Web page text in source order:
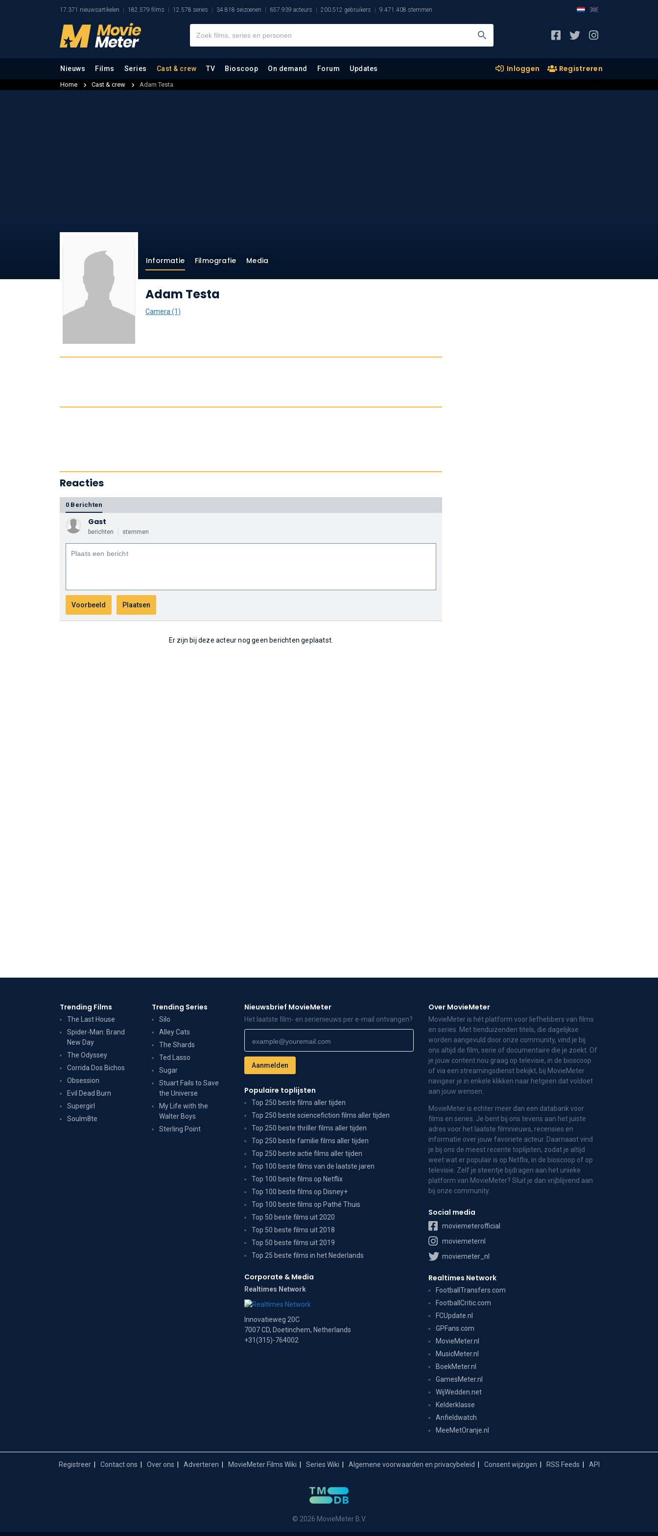
17.371 nieuwsartikelen 182.579 films 12.578 series 34.818 seizoenen 657.939 acteurs 200.512 gebruikers 9.471.408 stemmen
Nieuws Films Series Cast & crew TV Bioscoop On demand Forum Updates Inloggen Registreren
Home Cast & crew Adam Testa
Informatie Filmografie Media
Adam Testa
Camera (1)
Reacties
0 Berichten
Gast
berichten stemmen
Er zijn bij deze acteur nog geen berichten geplaatst.
Trending Films
The Last House
Spider-Man: Brand
New Day
The Odyssey
Corrida Dos Bichos
Obsession
Evil Dead Burn
Supergirl
Soulm8te
Trending Series
Silo
Alley Cats
The Shards
Ted Lasso
Sugar
Stuart Fails to Save
the Universe
My Life with the
Walter Boys
Sterling Point
Nieuwsbrief MovieMeter
Het laatste film- en serienieuws per e-mail ontvangen?
Populaire toplijsten
Top 250 beste films aller tijden
Top 250 beste sciencefiction films aller tijden
Top 250 beste thriller films aller tijden
Top 250 beste familie films aller tijden
Top 250 beste actie films aller tijden
Top 100 beste films van de laatste jaren
Top 100 beste films op Netflix
Top 100 beste films op Disney+
Top 100 beste films op Pathé Thuis
Top 50 beste films uit 2020
Top 50 beste films uit 2018
Top 50 beste films uit 2019
Top 25 beste films in het Nederlands
Corporate & Media
Realtimes Network
Innovatieweg 20C
7007 CD, Doetinchem, Netherlands
+31(315)-764002
Over MovieMeter
MovieMeter is hét platform voor liefhebbers van films
en series. Met tienduizenden titels, die dagelijkse
worden aangevuld door onze community, vind je bij
ons altijd de film, serie of documentaire die je zoekt. Of
je jouw content nou graag op televisie, in de bioscoop
of via een streamingsdienst bekijkt, bij MovieMeter
navigeer je in enkele klikken naar hetgeen dat voldoet
aan jouw wensen.
MovieMeter is echter meer dan een databank voor
films en series. Je bent bij ons tevens aan het juiste
adres voor het laatste filmnieuws, recensies en
informatie over jouw favoriete acteur. Daarnaast vind
je bij ons de meest recente toplijsten, zodat je altijd
weet wat er populair is op Netflix, in de bioscoop of op
televisie. Zelf je steentje bijdragen aan het unieke
platform van MovieMeter? Sluit je dan vrijblijvend aan
bij onze community.
Social media
moviemeterofficial
moviemeternl
moviemeter_nl
Realtimes Network
FootballTransfers.com
FootballCritic.com
FCUpdate.nl
GPFans.com
MovieMeter.nl
MusicMeter.nl
BoekMeter.nl
GamesMeter.nl
WijWedden.net
Kelderklasse
Anfieldwatch
MeeMetOranje.nl
Registreer Contact ons Over ons Adverteren MovieMeter Films Wiki Series Wiki Algemene voorwaarden en privacybeleid Consent wijzigen RSS Feeds API
© 2026 MovieMeter B.V.